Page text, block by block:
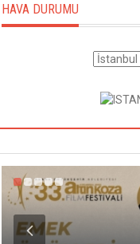
HAVA DURUMU